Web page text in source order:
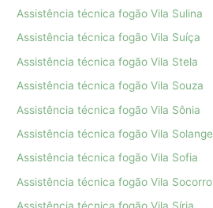
Assistência técnica fogão Vila Sulina
Assistência técnica fogão Vila Suíça
Assistência técnica fogão Vila Stela
Assistência técnica fogão Vila Souza
Assistência técnica fogão Vila Sônia
Assistência técnica fogão Vila Solange
Assistência técnica fogão Vila Sofia
Assistência técnica fogão Vila Socorro